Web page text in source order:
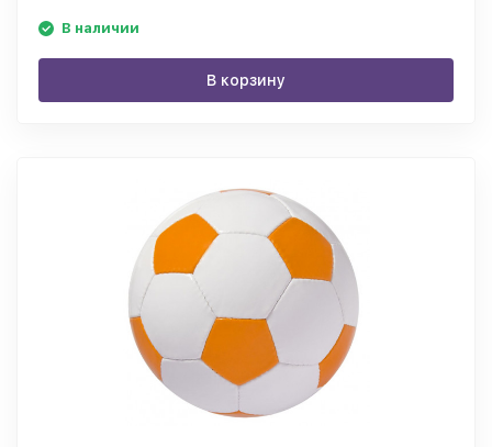
В наличии
В корзину